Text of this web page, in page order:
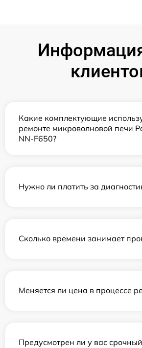
Какие комплектующие
ремонте микроволновой печи
NN-F650?
Нужно ли платить за
Сколько времени занимает
Меняется ли цена в процессе
Предусмотрен ли у вас